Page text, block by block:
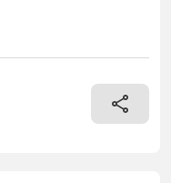
Vorratsbunker KZ1